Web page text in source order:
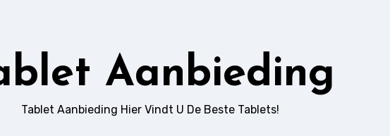
Aanbieding
Tablet Aanbieding Hier Vindt U De Beste Tablets!